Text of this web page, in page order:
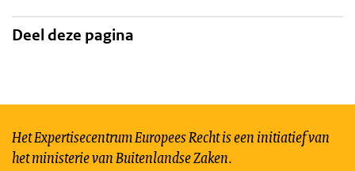
Deel deze pagina
Het Expertisecentrum Europees Recht is een initiatief van
het ministerie van Buitenlandse Zaken.